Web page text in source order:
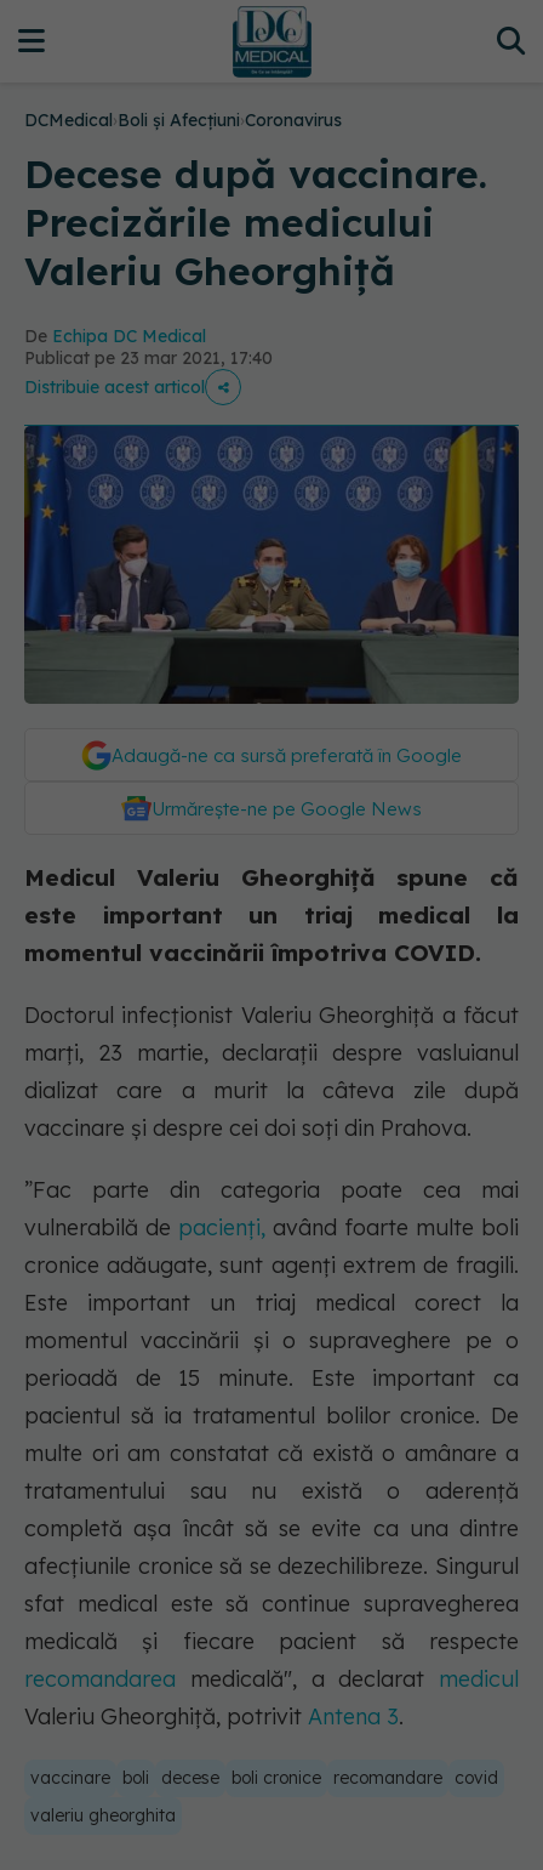
DCMedical›Boli și Afecțiuni›Coronavirus
Decese după vaccinare.
Precizările medicului
Valeriu Gheorghiță
De Echipa DC Medical
Publicat pe 23 mar 2021, 17:40
Distribuie acest articol
Adaugă-ne ca sursă preferată în Google
Urmărește-ne pe Google News
Medicul Valeriu Gheorghiță spune că
este important un triaj medical la
momentul vaccinării împotriva COVID.
Doctorul infecționist Valeriu Gheorghiţă a făcut
marți, 23 martie, declarații despre vasluianul
dializat care a murit la câteva zile după
vaccinare și despre cei doi soți din Prahova.
”Fac parte din categoria poate cea mai
vulnerabilă de pacienți, având foarte multe boli
cronice adăugate, sunt agenți extrem de fragili.
Este important un triaj medical corect la
momentul vaccinării și o supraveghere pe o
perioadă de 15 minute. Este important ca
pacientul să ia tratamentul bolilor cronice. De
multe ori am constatat că există o amânare a
tratamentului sau nu există o aderență
completă așa încât să se evite ca una dintre
afecțiunile cronice să se dezechilibreze. Singurul
sfat medical este să continue supravegherea
medicală și fiecare pacient să respecte
recomandarea medicală", a declarat medicul
Valeriu Gheorghiţă, potrivit Antena 3.
vaccinare boli decese boli cronice recomandare
covid
valeriu gheorghita